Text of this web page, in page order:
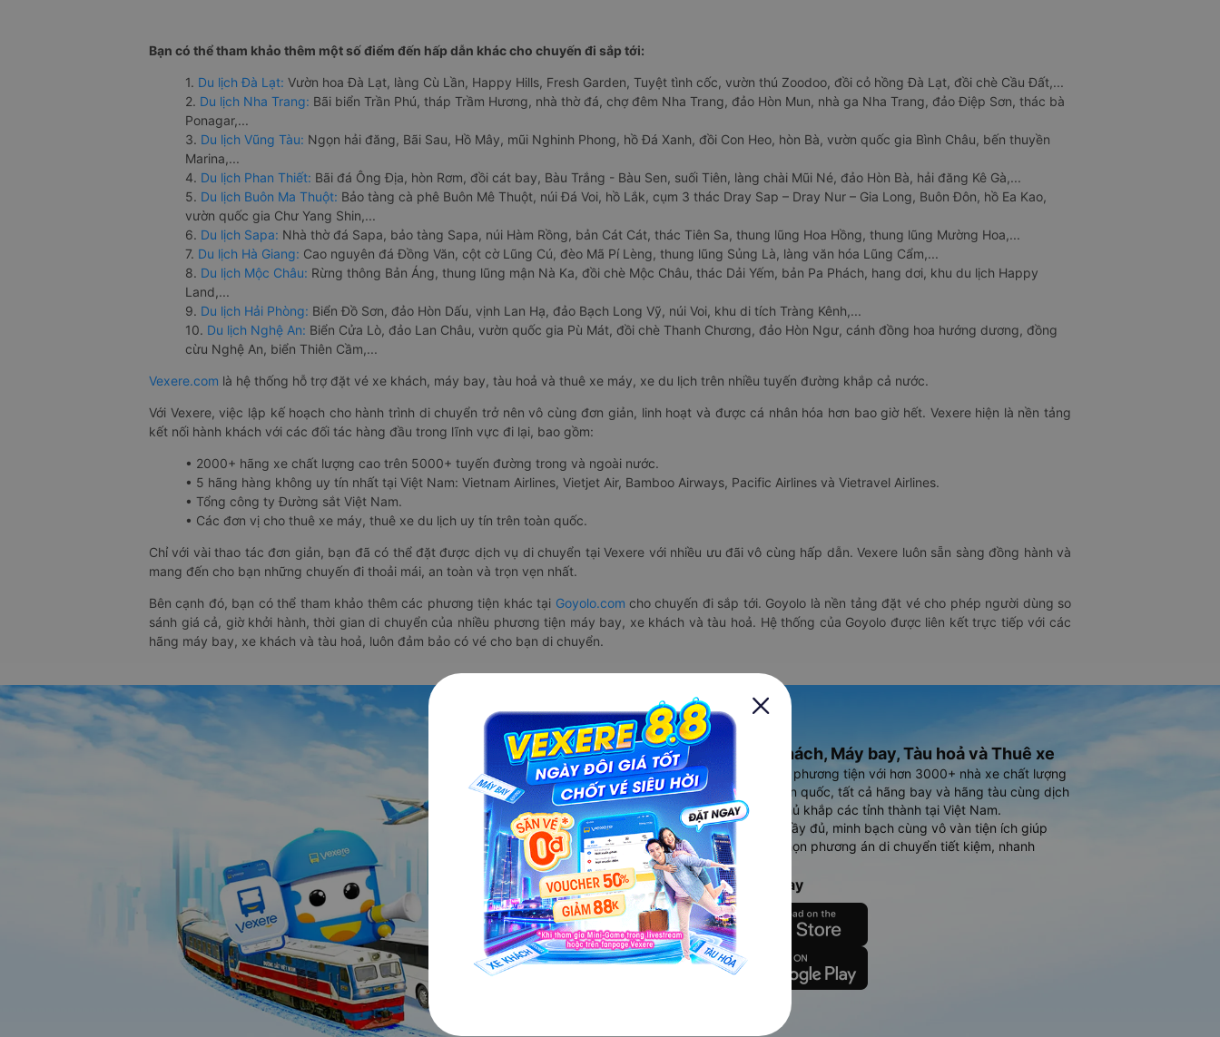
Bạn có thể tham khảo thêm một số điểm đến hấp dẫn khác cho chuyến đi sắp tới:
1. Du lịch Đà Lạt: Vườn hoa Đà Lạt, làng Cù Lần, Happy Hills, Fresh Garden, Tuyệt tình cốc, vườn thú Zoodoo, đồi cỏ hồng Đà Lạt, đồi chè Cầu Đất,...
2. Du lịch Nha Trang: Bãi biển Trần Phú, tháp Trầm Hương, nhà thờ đá, chợ đêm Nha Trang, đảo Hòn Mun, nhà ga Nha Trang, đảo Điệp Sơn, thác bà
Ponagar,...
3. Du lịch Vũng Tàu: Ngọn hải đăng, Bãi Sau, Hồ Mây, mũi Nghinh Phong, hồ Đá Xanh, đồi Con Heo, hòn Bà, vườn quốc gia Bình Châu, bến thuyền
Marina,...
4. Du lịch Phan Thiết: Bãi đá Ông Địa, hòn Rơm, đồi cát bay, Bàu Trắng - Bàu Sen, suối Tiên, làng chài Mũi Né, đảo Hòn Bà, hải đăng Kê Gà,...
5. Du lịch Buôn Ma Thuột: Bảo tàng cà phê Buôn Mê Thuột, núi Đá Voi, hồ Lắk, cụm 3 thác Dray Sap – Dray Nur – Gia Long, Buôn Đôn, hồ Ea Kao,
vườn quốc gia Chư Yang Shin,...
6. Du lịch Sapa: Nhà thờ đá Sapa, bảo tàng Sapa, núi Hàm Rồng, bản Cát Cát, thác Tiên Sa, thung lũng Hoa Hồng, thung lũng Mường Hoa,...
7. Du lịch Hà Giang: Cao nguyên đá Đồng Văn, cột cờ Lũng Cú, đèo Mã Pí Lèng, thung lũng Sủng Là, làng văn hóa Lũng Cẩm,...
8. Du lịch Mộc Châu: Rừng thông Bản Áng, thung lũng mận Nà Ka, đồi chè Mộc Châu, thác Dải Yếm, bản Pa Phách, hang dơi, khu du lịch Happy
Land,...
9. Du lịch Hải Phòng: Biển Đồ Sơn, đảo Hòn Dấu, vịnh Lan Hạ, đảo Bạch Long Vỹ, núi Voi, khu di tích Tràng Kênh,...
10. Du lịch Nghệ An: Biển Cửa Lò, đảo Lan Châu, vườn quốc gia Pù Mát, đồi chè Thanh Chương, đảo Hòn Ngư, cánh đồng hoa hướng dương, đồng
cừu Nghệ An, biển Thiên Cầm,...
Vexere.com là hệ thống hỗ trợ đặt vé xe khách, máy bay, tàu hoả và thuê xe máy, xe du lịch trên nhiều tuyến đường khắp cả nước.
Với Vexere, việc lập kế hoạch cho hành trình di chuyển trở nên vô cùng đơn giản, linh hoạt và được cá nhân hóa hơn bao giờ hết. Vexere hiện là nền tảng
kết nối hành khách với các đối tác hàng đầu trong lĩnh vực đi lại, bao gồm:
• 2000+ hãng xe chất lượng cao trên 5000+ tuyến đường trong và ngoài nước.
• 5 hãng hàng không uy tín nhất tại Việt Nam: Vietnam Airlines, Vietjet Air, Bamboo Airways, Pacific Airlines và Vietravel Airlines.
• Tổng công ty Đường sắt Việt Nam.
• Các đơn vị cho thuê xe máy, thuê xe du lịch uy tín trên toàn quốc.
Chỉ với vài thao tác đơn giản, bạn đã có thể đặt được dịch vụ di chuyển tại Vexere với nhiều ưu đãi vô cùng hấp dẫn. Vexere luôn sẵn sàng đồng hành và
mang đến cho bạn những chuyến đi thoải mái, an toàn và trọn vẹn nhất.
Bên cạnh đó, bạn có thể tham khảo thêm các phương tiện khác tại Goyolo.com cho chuyến đi sắp tới. Goyolo là nền tảng đặt vé cho phép người dùng so
sánh giá cả, giờ khởi hành, thời gian di chuyển của nhiều phương tiện máy bay, xe khách và tàu hoả. Hệ thống của Goyolo được liên kết trực tiếp với các
hãng máy bay, xe khách và tàu hoả, luôn đảm bảo có vé cho bạn di chuyển.
Ứng dụng đặt vé Xe khách, Máy bay, Tàu hoả và Thuê xe
Vexere - ứng dụng đặt vé đa phương tiện với hơn 3000+ nhà xe chất lượng
cao, 5000+ tuyến đường toàn quốc, tất cả hãng bay và hãng tàu cùng dịch
vụ thuê xe máy, xe du lịch phủ khắp các tỉnh thành tại Việt Nam.
Ứng dụng hiển thị thông tin đầy đủ, minh bạch cùng vô vàn tiện ích giúp
người dùng so sánh và lựa chọn phương án di chuyển tiết kiệm, nhanh
chóng và phù hợp nhất.
Tải ứng dụng Vexere ngay